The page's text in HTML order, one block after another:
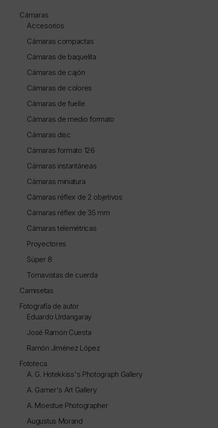
Cámaras
Accesorios
Cámaras compactas
Cámaras de baquelita
Cámaras de cajón
Cámaras de colores
Cámaras de fuelle
Cámaras de medio formato
Cámaras disc
Cámaras formato 126
Cámaras instantáneas
Cámaras miniatura
Cámaras réflex de 2 objetivos
Cámaras réflex de 35 mm
Cámaras telemétricas
Proyectores
Súper 8
Tomavistas de cuerda
Camisetas
Fotografía de autor
Eduardo Urdangaray
José Ramón Cuesta
Ramón Jiménez López
Fototeca
A. G. Hotekkiss's Photograph Gallery
A. Garner's Art Gallery
A. Moestue Photographer
Augustus Morand